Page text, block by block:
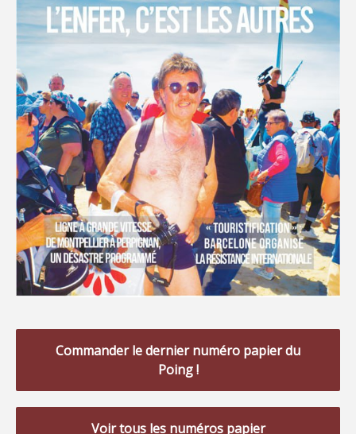
Commander le dernier numéro papier du
Poing !
Voir tous les numéros papier